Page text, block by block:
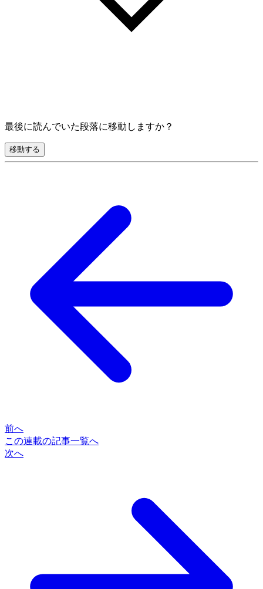
最後に読んでいた段落に移動しますか？
移動する
前へ
この連載の記事一覧へ
次へ